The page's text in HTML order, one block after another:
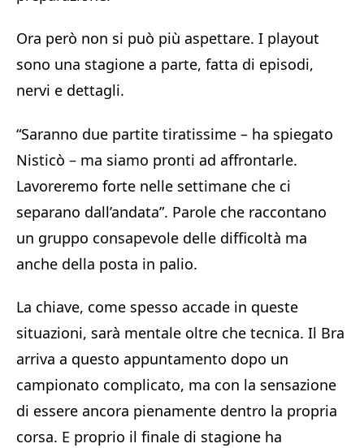
Ora però non si può più aspettare. I playout
sono una stagione a parte, fatta di episodi,
nervi e dettagli.
“Saranno due partite tiratissime – ha spiegato
Nisticò – ma siamo pronti ad affrontarle.
Lavoreremo forte nelle settimane che ci
separano dall’andata”. Parole che raccontano
un gruppo consapevole delle difficoltà ma
anche della posta in palio.
La chiave, come spesso accade in queste
situazioni, sarà mentale oltre che tecnica. Il Bra
arriva a questo appuntamento dopo un
campionato complicato, ma con la sensazione
di essere ancora pienamente dentro la propria
corsa. E proprio il finale di stagione ha